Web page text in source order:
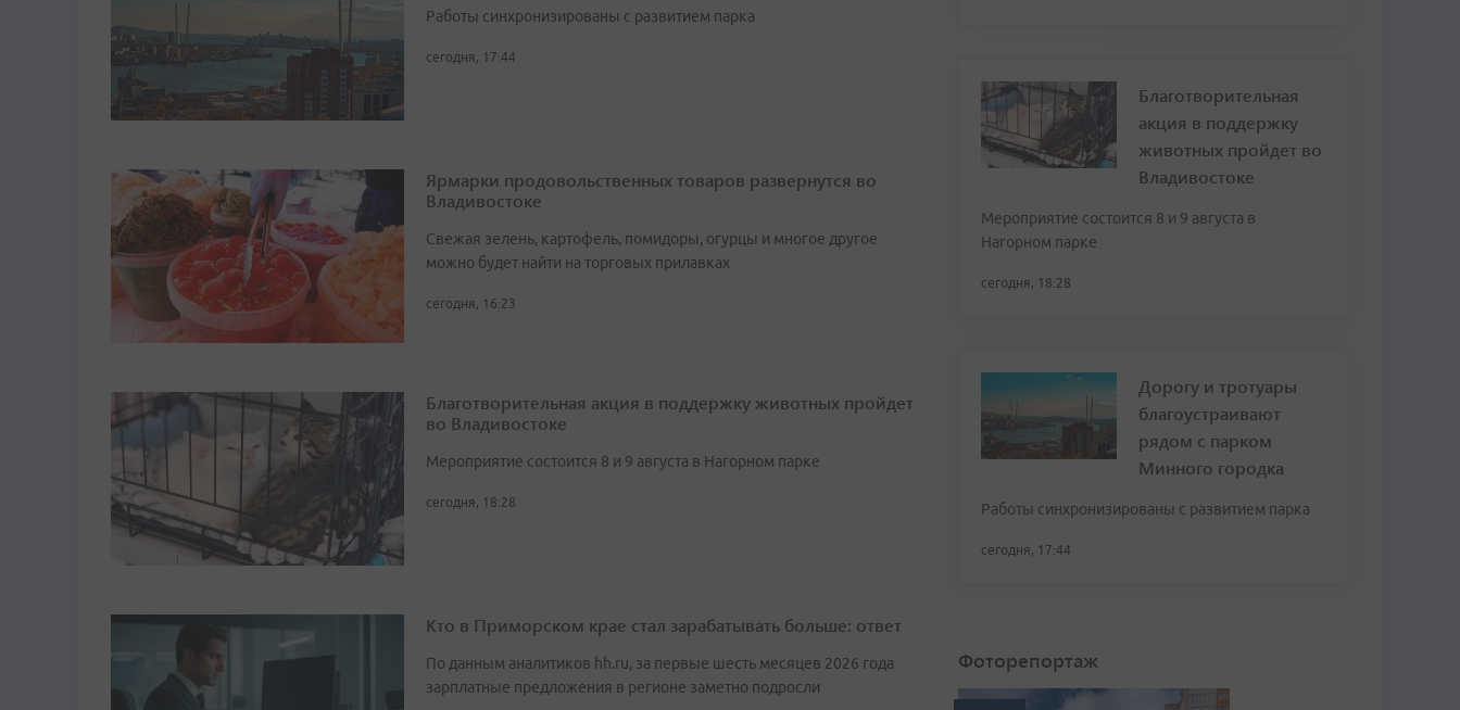
Работы синхронизированы с развитием парка
сегодня, 17:44
Ярмарки продовольственных товаров развернутся во
Владивостоке
Свежая зелень, картофель, помидоры, огурцы и многое другое
можно будет найти на торговых прилавках
сегодня, 16:23
Благотворительная акция в поддержку животных пройдет
во Владивостоке
Мероприятие состоится 8 и 9 августа в Нагорном парке
сегодня, 18:28
Кто в Приморском крае стал зарабатывать больше: ответ
По данным аналитиков hh.ru, за первые шесть месяцев 2026 года
зарплатные предложения в регионе заметно подросли
Благотворительная
акция в поддержку
животных пройдет во
Владивостоке
Мероприятие состоится 8 и 9 августа в
Нагорном парке
сегодня, 18:28
Дорогу и тротуары
благоустраивают
рядом с парком
Минного городка
Работы синхронизированы с развитием парка
сегодня, 17:44
Фоторепортаж